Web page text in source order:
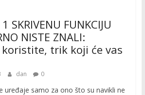
SKRIVENU FUNKCIJU
NISTE ZNALI:
koristite, trik koji će vas
dan 0
uređaje samo za ono što su navikli ne